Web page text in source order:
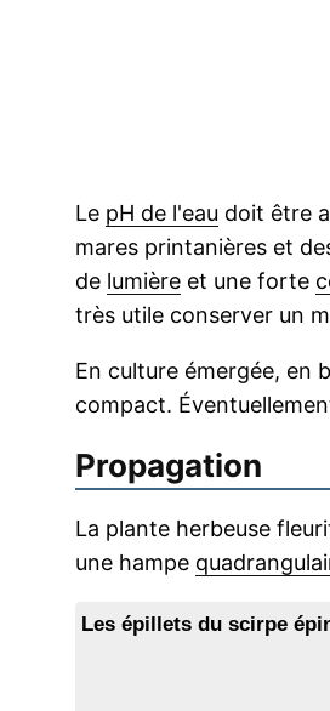
Le pH de l'eau doit être
mares printanières et
de lumière et une forte
très utile conserver un
En culture émergée, en
compact.
Propagation
La plante herbeuse
une hampe
Les épillets du scirpe